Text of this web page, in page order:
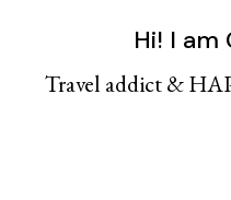
Hi! I am
Travel addict &